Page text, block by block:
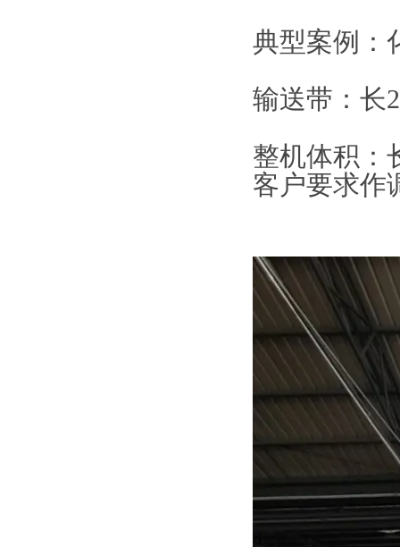
典型案例：
输送带：长
整机体积：
客户要求作